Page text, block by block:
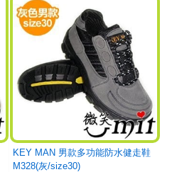
KEY MAN 男款多功能防水健走鞋
M328(灰/size30)